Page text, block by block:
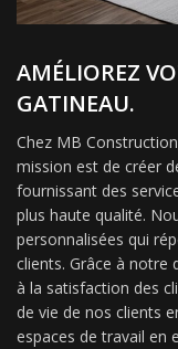
AMÉLIOREZ
GATINEAU.
Chez MB
mission est de créer
fournissant des
plus haute qualité.
personnalisées qui
clients. Grâce à notre
à la satisfaction des
de vie de nos clients
espaces de travail en